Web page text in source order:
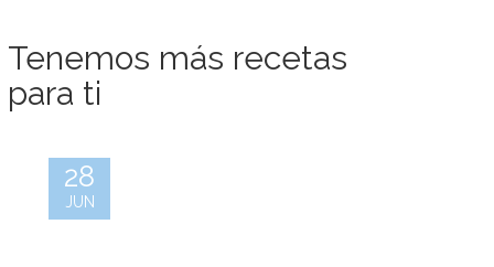
Tenemos más recetas
para ti
28
JUN